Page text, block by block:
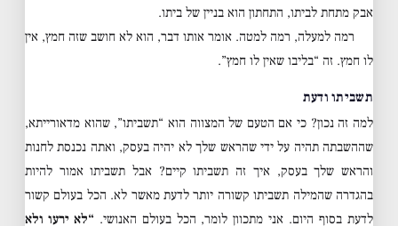
אבק מתחת לביתו, התחתון הוא בניין של ביתו.
רמה למעלה, רמה למטה. אומר אותו דבר, הוא לא חושב שזה חמץ, אין
לו חמץ. זה “בליבו שאין לו חמץ”.
תשביתו ודעת
למה זה נכון? כי אם הטעם של המצווה הוא “תשביתו”, שהוא מדאורייתא,
שההשבתה תהיה על ידי שהראש שלך לא יהיה בעסק, ואתה נכנסת לחנות
והראש שלך בעסק, איך זה תשביתו קיים? אבל תשביתו אמור להיות
בהגדרה שהמילה תשביתו קשורה יותר לדעת מאשר לא. הכל בעולם קשור
לדעת בסוף היום. אני מתכוון לומר, הכל בעולם האנושי.“לא ירעו ולא